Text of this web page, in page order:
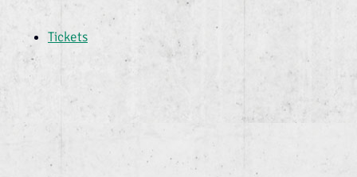
Tickets